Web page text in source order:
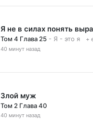
Я не в силах понять
Том 4 Глава 25 - Я - это я +
40 минут назад
Злой муж
Том 2 Глава 40
40 минут назад